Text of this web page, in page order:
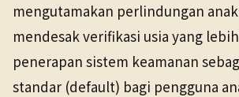
mengutamakan perlindungan
mendesak verifikasi usia yang
penerapan sistem keamanan
standar (default) bagi pengguna